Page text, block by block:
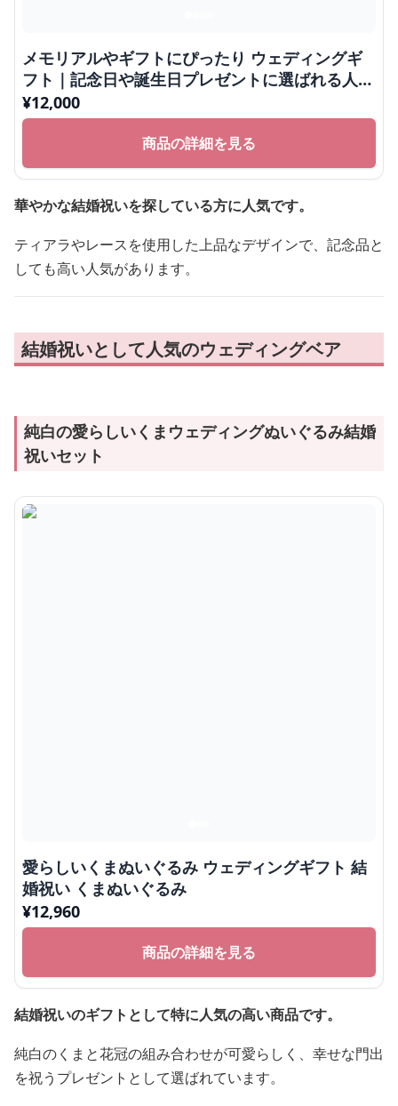
メモリアルやギフトにぴったり ウェディングギ
フト｜記念日や誕生日プレゼントに選ばれる人気
ぬいぐるみ
¥12,000
商品の詳細を見る
華やかな結婚祝いを探している方に人気です。
ティアラやレースを使用した上品なデザインで、記念品と
しても高い人気があります。
結婚祝いとして人気のウェディングベア
純白の愛らしいくまウェディングぬいぐるみ結婚
祝いセット
愛らしいくまぬいぐるみ ウェディングギフト 結
婚祝い くまぬいぐるみ
¥12,960
商品の詳細を見る
結婚祝いのギフトとして特に人気の高い商品です。
純白のくまと花冠の組み合わせが可愛らしく、幸せな門出
を祝うプレゼントとして選ばれています。